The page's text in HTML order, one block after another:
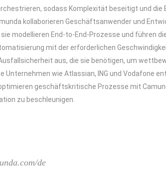
sodass Komplexität beseitigt und die
kollaborieren Geschäftsanwender und
modellieren End-to-End-Prozesse und führen
mit der erforderlichen
aus, die sie benötigen, um
Unternehmen wie Atlassian, ING und Vodafone
geschäftskritische Prozesse mit
zu beschleunigen.
de